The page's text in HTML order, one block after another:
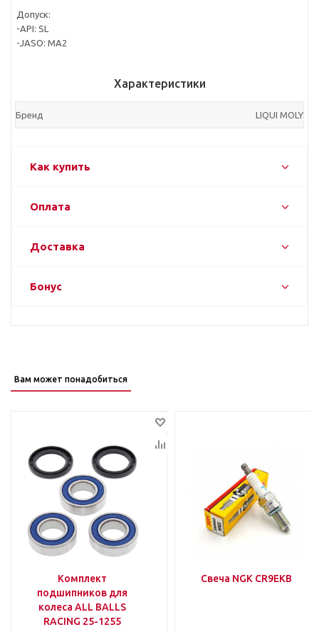
Допуск:
-API: SL
-JASO: MA2
Характеристики
Бренд LIQUI MOLY
Как купить
Оплата
Доставка
Бонус
Вам может понадобиться
Комплект
подшипников для
колеса ALL BALLS
RACING 25-1255
Свеча NGK CR9ЕКВ